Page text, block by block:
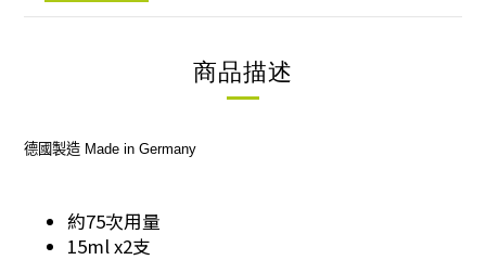
商品描述
德國製造 Made in Germany
約75次用量
15ml x2支